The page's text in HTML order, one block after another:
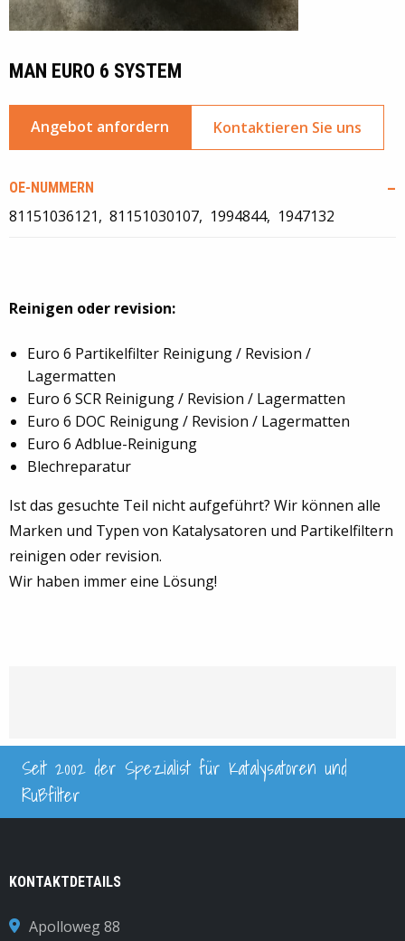
MAN EURO 6 SYSTEM
Angebot anfordern Kontaktieren Sie uns
OE-NUMMERN
81151036121 81151030107 1994844 1947132
Reinigen oder revision:
Euro 6 Partikelfilter Reinigung / Revision /
Lagermatten
Euro 6 SCR Reinigung / Revision / Lagermatten
Euro 6 DOC Reinigung / Revision / Lagermatten
Euro 6 Adblue-Reinigung
Blechreparatur
Ist das gesuchte Teil nicht aufgeführt? Wir können alle
Marken und Typen von Katalysatoren und Partikelfiltern
reinigen oder revision.
Wir haben immer eine Lösung!
Seit 2002 der Spezialist für Katalysatoren und
Rußfilter
KONTAKTDETAILS
Apolloweg 88